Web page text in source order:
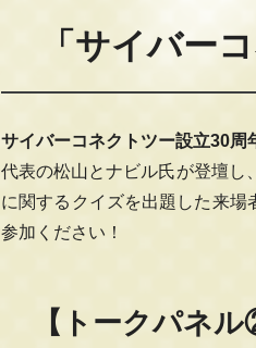
「サイバー
サイバーコネクトツー設立30
代表の松山とナビル氏が登壇し
に関するクイズを出題した来
参加ください！
【トークパネ